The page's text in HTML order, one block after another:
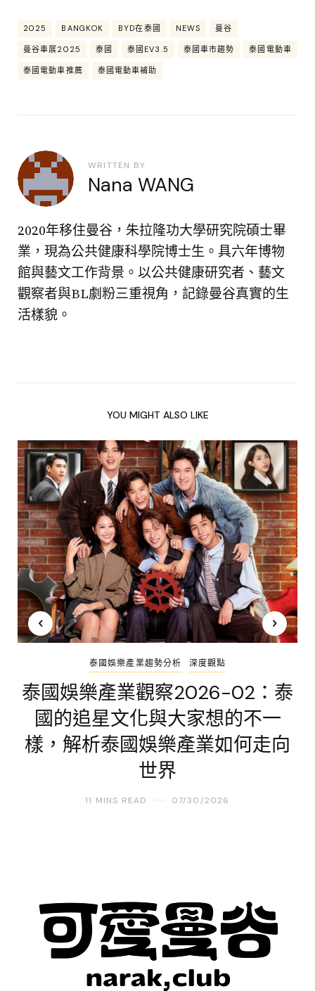
2025 BANGKOK BYD在泰國 NEWS 曼谷
曼谷車展2025 泰國 泰國EV3.5 泰國車市趨勢 泰國電動車
泰國電動車推薦 泰國電動車補助
WRITTEN BY
Nana WANG
2020年移住曼谷，朱拉隆功大學研究院碩士畢
業，現為公共健康科學院博士生。具六年博物
館與藝文工作背景。以公共健康研究者、藝文
觀察者與BL劇粉三重視角，記錄曼谷真實的生
活樣貌。
YOU MIGHT ALSO LIKE
泰國娛樂產業趨勢分析 深度觀點
泰國娛樂產業觀察2026-02：泰
國的追星文化與大家想的不一
樣，解析泰國娛樂產業如何走向
世界
11 MINS READ 07/30/2026